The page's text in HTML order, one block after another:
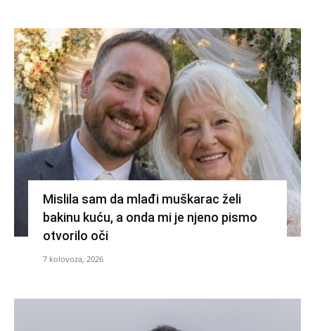
Mislila sam da mlađi muškarac želi
bakinu kuću, a onda mi je njeno pismo
otvorilo oči
7 kolovoza, 2026